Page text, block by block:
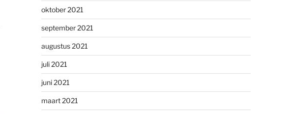
oktober 2021
september 2021
augustus 2021
juli 2021
juni 2021
maart 2021